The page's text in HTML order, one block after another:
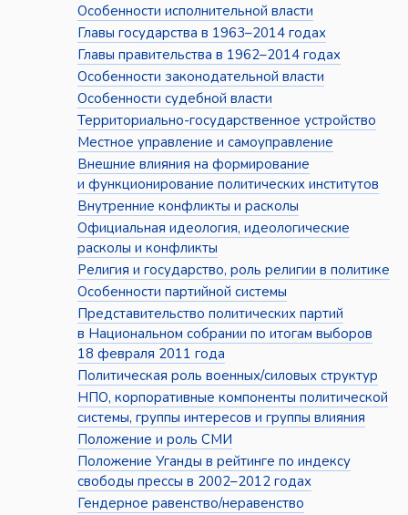
Особенности исполнительной власти
Главы государства в 1963–2014 годах
Главы правительства в 1962–2014 годах
Особенности законодательной власти
Особенности судебной власти
Территориально-государственное устройство
Местное управление и самоуправление
Внешние влияния на формирование
и функционирование политических институтов
Внутренние конфликты и расколы
Официальная идеология, идеологические
расколы и конфликты
Религия и государство, роль религии в политике
Особенности партийной системы
Представительство политических партий
в Национальном собрании по итогам выборов
18 февраля 2011 года
Политическая роль военных/силовых структур
НПО, корпоративные компоненты политической
системы, группы интересов и группы влияния
Положение и роль СМИ
Положение Уганды в рейтинге по индексу
свободы прессы в 2002–2012 годах
Гендерное равенство/неравенство